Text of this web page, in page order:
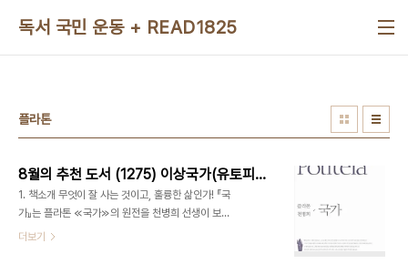
독서 국민 운동 + READ1825
플라톤
8월의 추천 도서 (1275) 이상국가(유토피아) - 플라톤
1. 책소개 무엇이 잘 사는 것이고, 훌륭한 삶인가! 『국
가』는 플라톤 ≪국가≫의 원전을 천병희 선생이 보다
쉽게 번역하여 담은 책이다. ‘정치란 무엇인가’ ‘이상
더보기